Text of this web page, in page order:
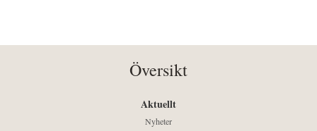
Översikt
Aktuellt
Nyheter